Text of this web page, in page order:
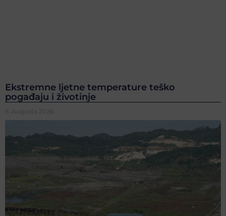
Ekstremne ljetne temperature teško
pogađaju i životinje
6. Augusta 2026.